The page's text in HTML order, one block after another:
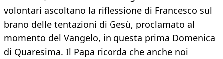
volontari ascoltano la riflessione di Francesco sul
brano delle tentazioni di Gesù, proclamato al
momento del Vangelo, in questa prima Domenica
di Quaresima. Il Papa ricorda che anche noi